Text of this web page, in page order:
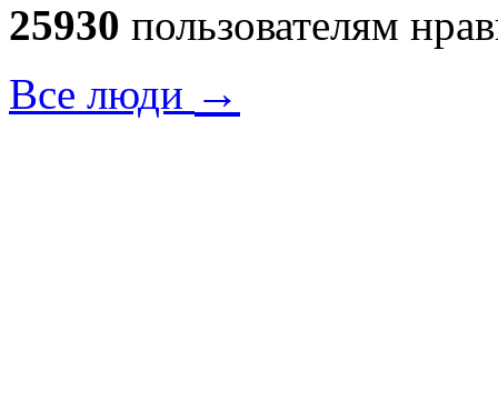
25930 пользователям
Все люди →